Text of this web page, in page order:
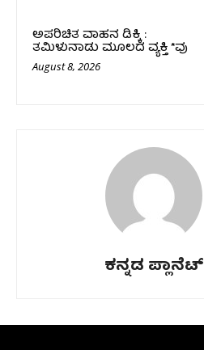
ಅಪರಿಚಿತ ವಾಹನ ಡಿಕ್ಕಿ :
ತಮಿಳುನಾಡು ಮೂಲದ ವ್ಯಕ್ತಿ *ವು
August 8, 2026
ಕನ್ನಡ ಪ್ಲಾನೆಟ್